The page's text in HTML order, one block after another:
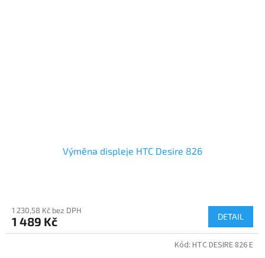
Výměna displeje HTC Desire 826
1 230,58 Kč bez DPH
1 489 Kč DETAIL
Kód: HTC DESIRE 826 E